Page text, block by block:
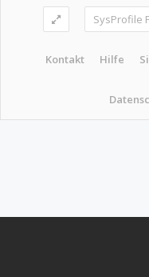
SysProfile
Kontakt Hilfe